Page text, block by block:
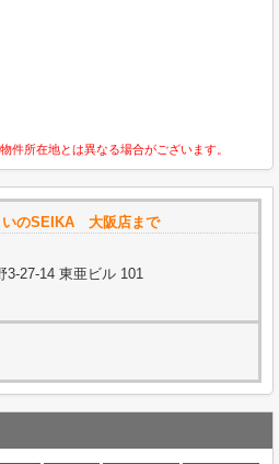
所在地とは異なる場合がございます。
いのSEIKA 大阪店まで
3-27-14 東亜ビル 101